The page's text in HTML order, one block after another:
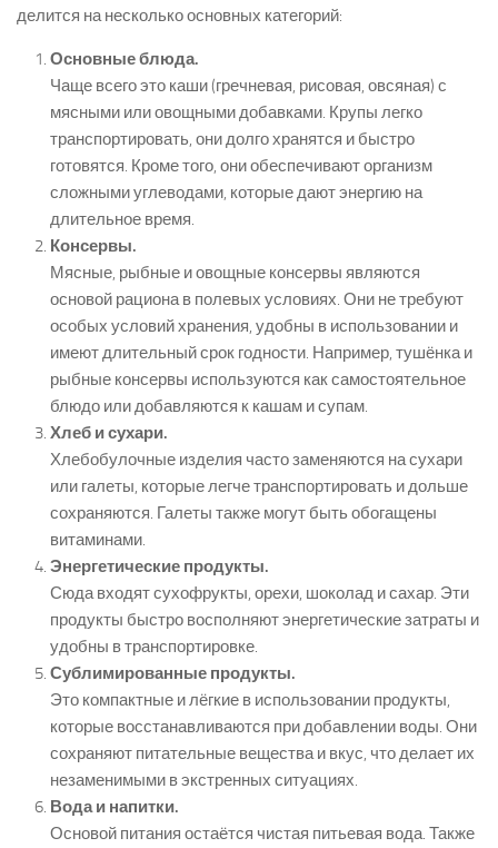
делится на несколько основных категорий:
Основные блюда.
Чаще всего это каши (гречневая, рисовая, овсяная) с
мясными или овощными добавками. Крупы легко
транспортировать, они долго хранятся и быстро
готовятся. Кроме того, они обеспечивают организм
сложными углеводами, которые дают энергию на
длительное время.
Консервы.
Мясные, рыбные и овощные консервы являются
основой рациона в полевых условиях. Они не требуют
особых условий хранения, удобны в использовании и
имеют длительный срок годности. Например, тушёнка и
рыбные консервы используются как самостоятельное
блюдо или добавляются к кашам и супам.
Хлеб и сухари.
Хлебобулочные изделия часто заменяются на сухари
или галеты, которые легче транспортировать и дольше
сохраняются. Галеты также могут быть обогащены
витаминами.
Энергетические продукты.
Сюда входят сухофрукты, орехи, шоколад и сахар. Эти
продукты быстро восполняют энергетические затраты и
удобны в транспортировке.
Сублимированные продукты.
Это компактные и лёгкие в использовании продукты,
которые восстанавливаются при добавлении воды. Они
сохраняют питательные вещества и вкус, что делает их
незаменимыми в экстренных ситуациях.
Вода и напитки.
Основой питания остаётся чистая питьевая вода. Также